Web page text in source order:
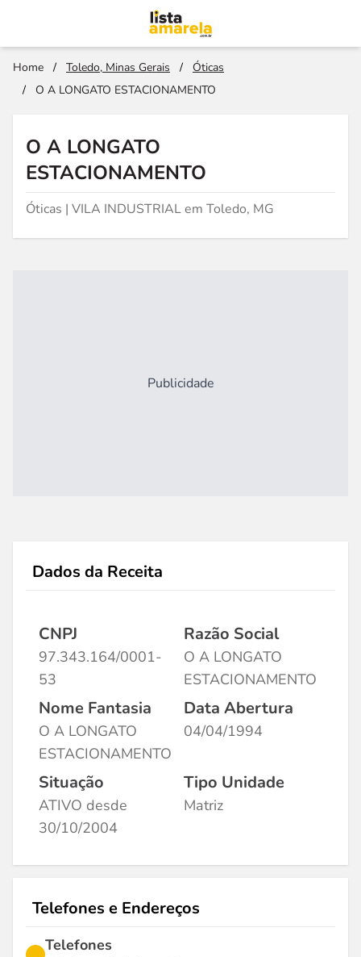
Home / Toledo, Minas Gerais /
Óticas
/
O A LONGATO ESTACIONAMENTO
O A LONGATO
ESTACIONAMENTO
Óticas | VILA INDUSTRIAL em Toledo, MG
Publicidade
Dados da Receita
CNPJ
97.343.164/0001-
53
Razão Social
O A LONGATO
ESTACIONAMENTO
Nome Fantasia
O A LONGATO
ESTACIONAMENTO
Data Abertura
04/04/1994
Situação
ATIVO desde
30/10/2004
Tipo Unidade
Matriz
Telefones e Endereços
Telefones